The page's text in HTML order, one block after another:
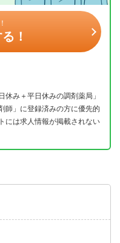
！
休み＋平日休みの調剤薬局」
師」に登録済みの方に優先的
には求人情報が掲載されない